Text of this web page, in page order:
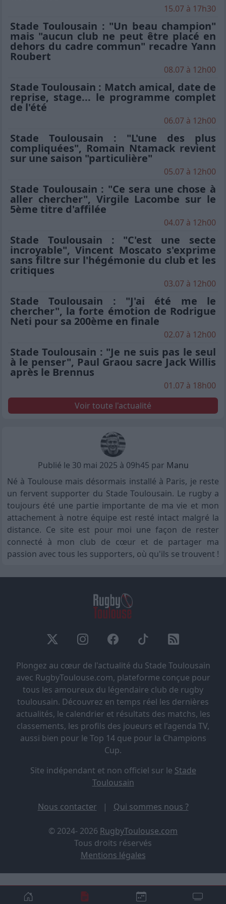
15.07 à 17h30
Stade Toulousain : "Un beau champion"
mais "aucun club ne peut être placé en
dehors du cadre commun" recadre Yann
Roubert
08.07 à 12h00
Stade Toulousain : Match amical, date de
reprise, stage... le programme complet
de l'été
06.07 à 12h00
Stade Toulousain : "L'une des plus
compliquées", Romain Ntamack revient
sur une saison "particulière"
05.07 à 12h00
Stade Toulousain : "Ce sera une chose à
aller chercher", Virgile Lacombe sur le
5ème titre d'affilée
04.07 à 12h00
Stade Toulousain : "C'est une secte
incroyable", Vincent Moscato s'exprime
sans filtre sur l'hégémonie du club et les
critiques
03.07 à 12h00
Stade Toulousain : "J'ai été me le
chercher", la forte émotion de Rodrigue
Neti pour sa 200ème en finale
02.07 à 12h00
Stade Toulousain : "Je ne suis pas le seul
à le penser", Paul Graou sacre Jack Willis
après le Brennus
01.07 à 18h00
Voir toute l'actualité
Publié le 30 mai 2025 à 09h45 par Manu
Né à Toulouse mais désormais installé à Paris, je reste
un fervent supporter du Stade Toulousain. Le rugby a
toujours été une partie importante de ma vie et mon
attachement à notre équipe est resté intact malgré la
distance. Ce site est pour moi une façon de rester
connecté à mon club de cœur et de partager ma
passion avec tous les supporters, où qu'ils se trouvent !
Plongez au cœur de l'actualité du Stade Toulousain
avec RugbyToulouse.com, plateforme conçue pour
tous les amoureux du légendaire club de rugby
toulousain. Découvrez en temps réel les dernières
actualités, le calendrier et résultats des matchs, les
classements, les profils des joueurs et l'agenda TV,
aussi bien pour le Top 14 que pour la Champions
Cup.
Site indépendant et non officiel sur le Stade
Toulousain
Nous contacter | Qui sommes nous ?
© 2024- 2026 RugbyToulouse.com
Tous droits réservés
Mentions légales